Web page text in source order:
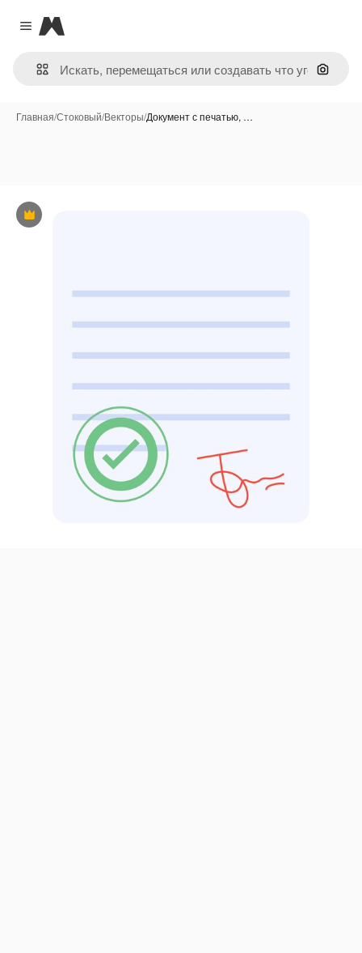
Close menu
Magnific
Поиск
Главная/Стоковый/Векторы/Документ с печатью, …
Премиум